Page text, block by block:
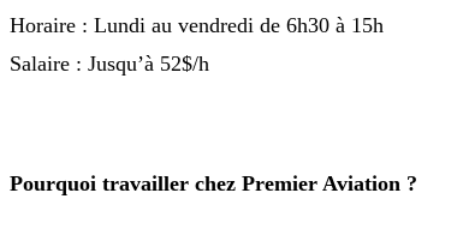
Horaire : Lundi au vendredi de 6h30 à 15h
Salaire : Jusqu’à 52$/h
Pourquoi travailler chez Premier Aviation ?